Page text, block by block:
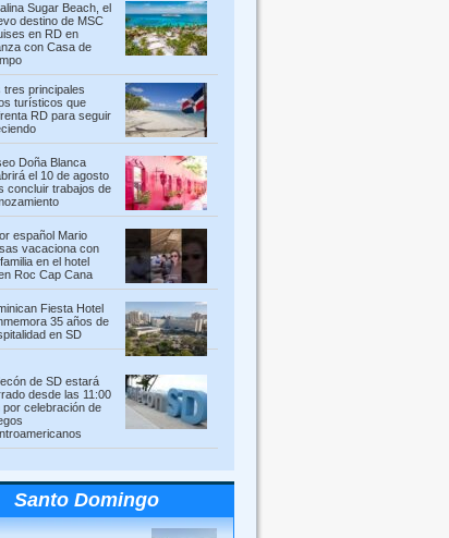
Sugar Beach, el
destino de MSC
en RD en
con Casa de
tres principales
turísticos que
RD para seguir
Doña Blanca
el 10 de agosto
concluir trabajos de
español Mario
vacaciona con
en el hotel
Roc Cap Cana
Fiesta Hotel
35 años de
en SD
de SD estará
desde las 11:00
por celebración de
Santo Domingo